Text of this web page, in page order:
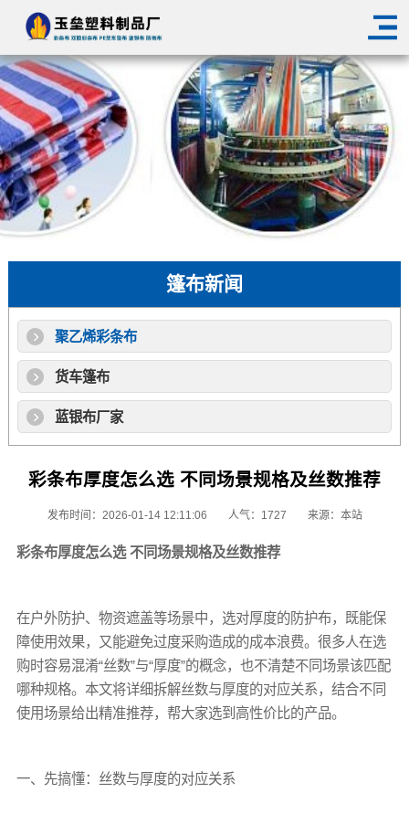
篷布新闻
聚乙烯彩条布
货车篷布
蓝银布厂家
彩条布厚度怎么选 不同场景规格及丝数推荐
发布时间：2026-01-14 12:11:06 人气：1727 来源：本站
彩条布厚度怎么选 不同场景规格及丝数推荐
在户外防护、物资遮盖等场景中，选对厚度的防护布，既能保
障使用效果，又能避免过度采购造成的成本浪费。很多人在选
购时容易混淆“丝数”与“厚度”的概念，也不清楚不同场景该匹配
哪种规格。本文将详细拆解丝数与厚度的对应关系，结合不同
使用场景给出精准推荐，帮大家选到高性价比的产品。
一、先搞懂：丝数与厚度的对应关系